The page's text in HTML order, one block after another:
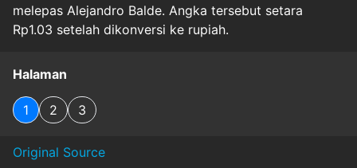
melepas Alejandro Balde. Angka tersebut setara
Rp1.03 setelah dikonversi ke rupiah.
Halaman
1 2 3
Original Source